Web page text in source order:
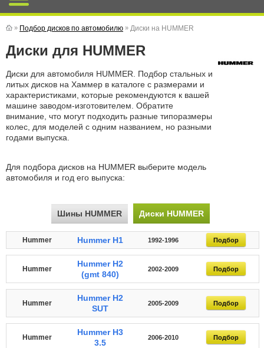
» Подбор дисков по автомобилю » Диски на HUMMER
Диски для HUMMER
Диски для автомобиля HUMMER. Подбор стальных и
литых дисков на Хаммер в каталоге с размерами и
характеристиками, которые рекомендуются к вашей
машине заводом-изготовителем. Обратите
внимание, что могут подходить разные типоразмеры
колес, для моделей с одним названием, но разными
годами выпуска.
Для подбора дисков на HUMMER выберите модель
автомобиля и год его выпуска:
Шины HUMMER Диски HUMMER
Hummer Hummer H1 1992-1996 Подбор
Hummer
Hummer H2
(gmt 840)
2002-2009 Подбор
Hummer
Hummer H2
SUT
2005-2009 Подбор
Hummer
Hummer H3
3.5
2006-2010 Подбор